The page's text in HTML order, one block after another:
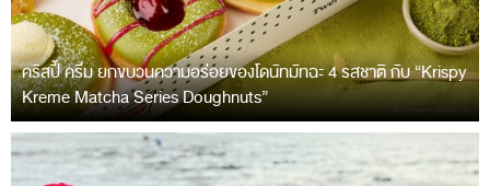
คริสปี้ ครีม ยกขบวนความอร่อยของโดนัทมัทฉะ 4 รสชาติ กับ “Krispy
Kreme Matcha Series Doughnuts”